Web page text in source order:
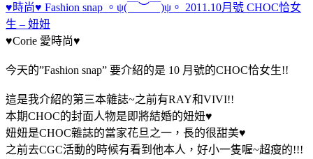
♥時尚♥ Fashion snap 。ψ(￣︶￣)ψ。 2011.10月號 CHOC恰女
生 – 妞妞
♥Corie 愛時尚♥
今天的”Fashion snap” 要介紹的是 10 月號的CHOC恰女生!!
這是我介紹的第三本雜誌~之前有RAY和VIVI!!
本期CHOC的封面人物是即將結婚的妞妞♥
妞妞是CHOC雜誌的當家花旦之一，長的很甜美♥
之前去CGC活動的時候有看到他本人，好小一隻喔~超瘦的!!!